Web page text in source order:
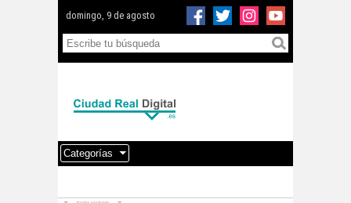
domingo, 9 de agosto
Categorías